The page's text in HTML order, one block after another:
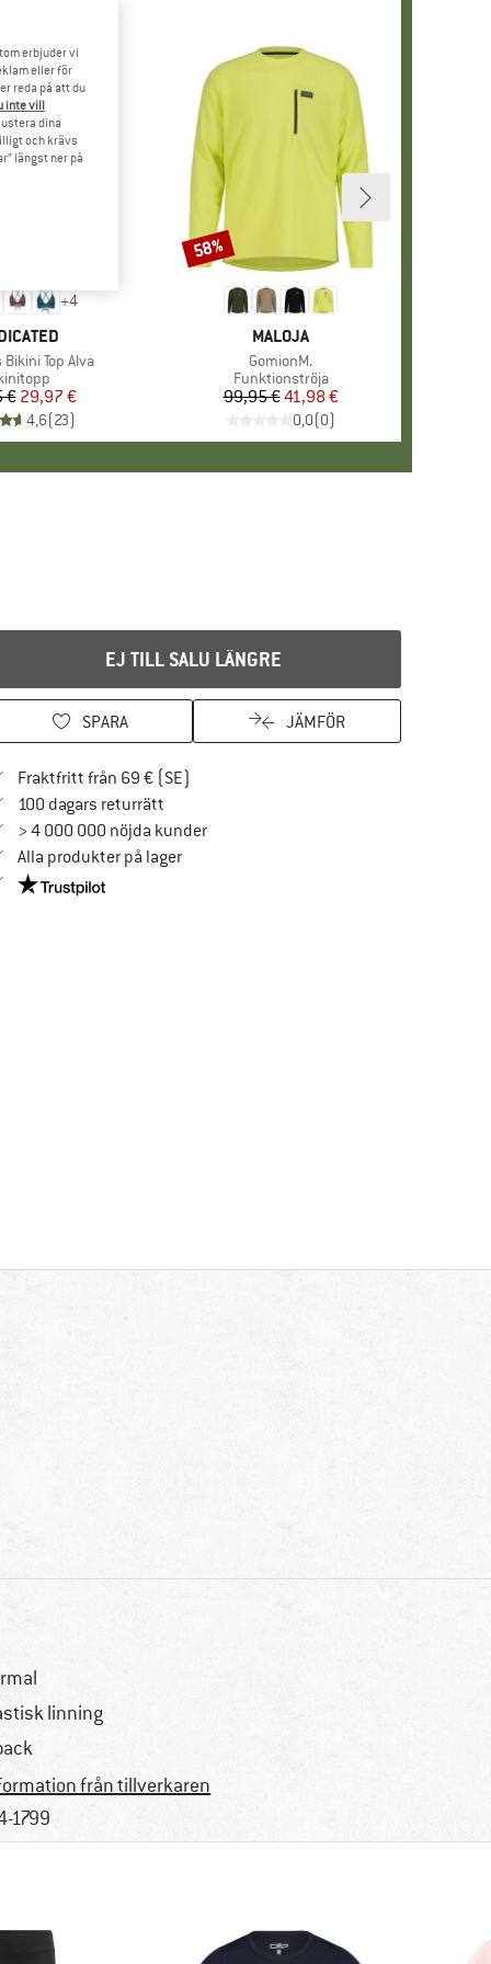
+4
Top Alva
Pris
€ Reducerat pris
29,97 €
4,6(23)
VARUMÄRKE
MALOJA
Produkter
GomionM.
Produktgrupp
Funktionströja
Pris
99,95 €Reducerat pris
41,98 €
0,0(0)
Rabatt
58%
EJ TILL SALU LÄNGRE
SPARA JÄMFÖR
Fraktfritt från 69 € (SE)
100 dagars returrättGå till returpolicyn här Öppnas i en inforuta
> 4 000 000 nöjda kunder
Alla produkter på lager
Trust Pilot-garanti - hitta all information här!
linning
från tillverkaren
1799
erbjuder vi
eller för
reda på att du
inte vill
dina
och krävs
längst ner på